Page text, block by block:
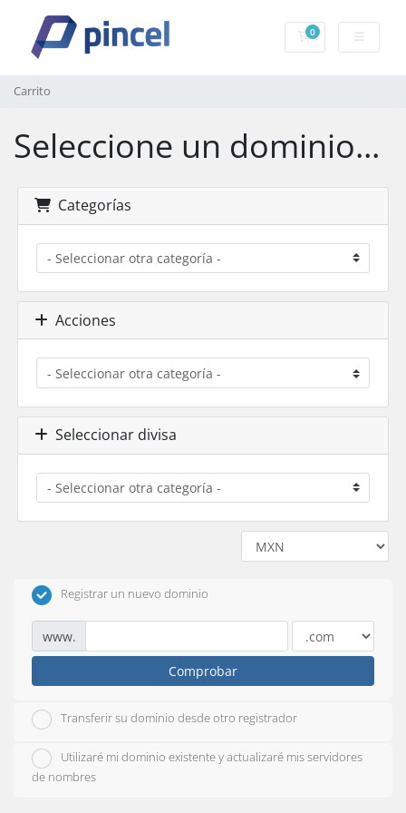
0Carrito
Carrito
Seleccione un dominio...
Categorías
Acciones
Seleccionar divisa
Registrar un nuevo dominio
www.
Comprobar
Transferir su dominio desde otro registrador
Utilizaré mi dominio existente y actualizaré mis servidores
de nombres